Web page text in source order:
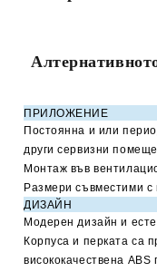
ПРИЛОЖЕНИЕ
Постоянна и или
други сервизни
Монтаж във
Размери съвместими
ДИЗАЙН
Модерен дизайн и
Корпуса и перката са
висококачествена ABS